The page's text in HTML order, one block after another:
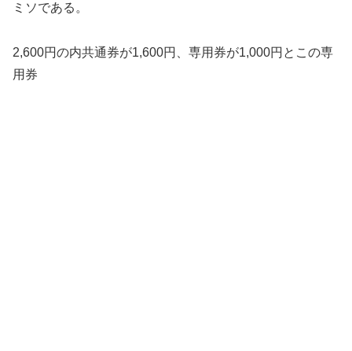
ミソである。
2,600円の内共通券が1,600円、専用券が1,000円とこの専
用券